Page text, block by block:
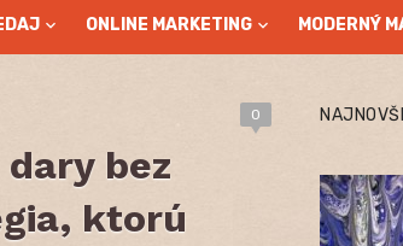
ONLINE MARKETING MODERNÝ
0
bez
ktorú